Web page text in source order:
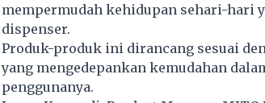
mempermudah kehidupan sehari-hari
dispenser.
Produk-produk ini dirancang sesuai
yang mengedepankan kemudahan
penggunanya.